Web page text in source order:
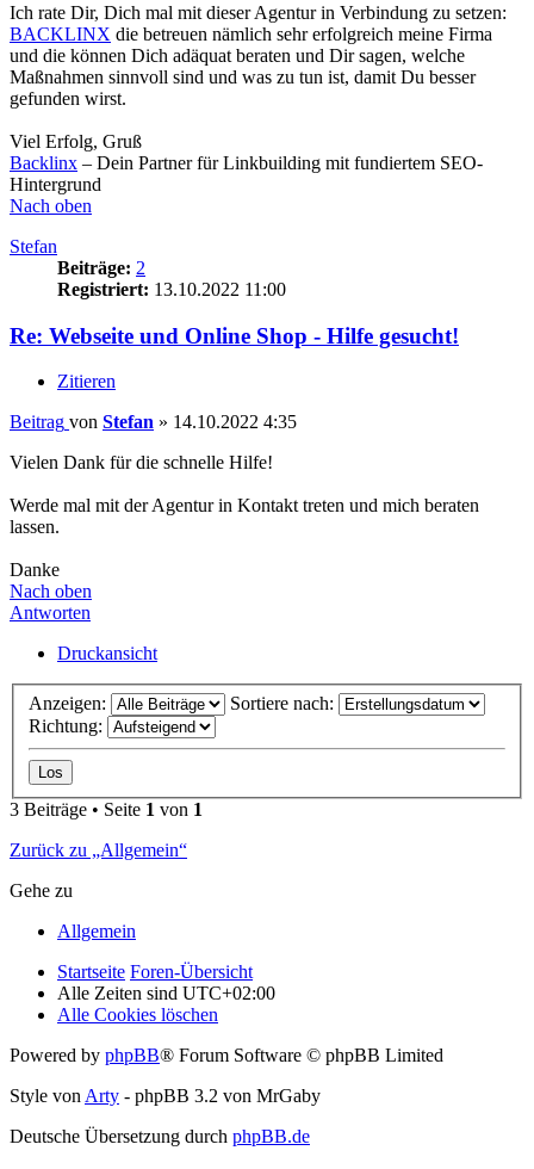
Ich rate Dir, Dich mal mit dieser Agentur in Verbindung zu setzen:
BACKLINX die betreuen nämlich sehr erfolgreich meine Firma
und die können Dich adäquat beraten und Dir sagen, welche
Maßnahmen sinnvoll sind und was zu tun ist, damit Du besser
gefunden wirst.
Viel Erfolg, Gruß
Backlinx – Dein Partner für Linkbuilding mit fundiertem SEO-
Hintergrund
Nach oben
Stefan
Beiträge: 2
Registriert: 13.10.2022 11:00
Re: Webseite und Online Shop - Hilfe gesucht!
Zitieren
Beitrag von Stefan » 14.10.2022 4:35
Vielen Dank für die schnelle Hilfe!
Werde mal mit der Agentur in Kontakt treten und mich beraten
lassen.
Danke
Nach oben
Antworten
Druckansicht
Anzeigen:
Sortiere nach:
Richtung:
3 Beiträge • Seite 1 von 1
Zurück zu „Allgemein“
Gehe zu
Allgemein
Startseite Foren-Übersicht
Alle Zeiten sind UTC+02:00
Alle Cookies löschen
Powered by phpBB® Forum Software © phpBB Limited
Style von Arty - phpBB 3.2 von MrGaby
Deutsche Übersetzung durch phpBB.de